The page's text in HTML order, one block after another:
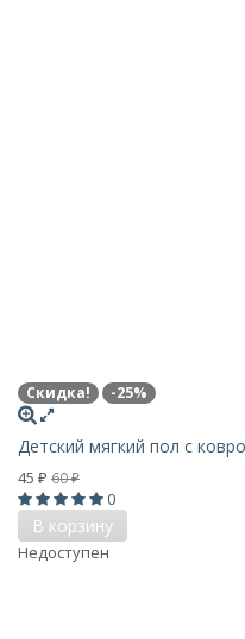
Скидка! -25%
Детский мягкий пол с
45 ₽ 60₽
0
В корзину
Недоступен